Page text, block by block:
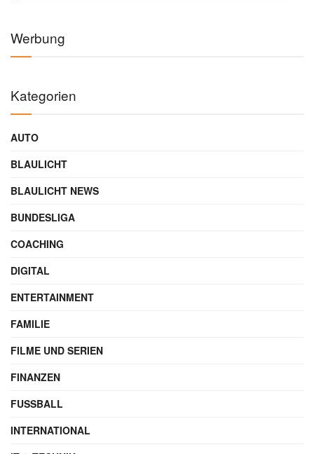
Werbung
Kategorien
AUTO
BLAULICHT
BLAULICHT NEWS
BUNDESLIGA
COACHING
DIGITAL
ENTERTAINMENT
FAMILIE
FILME UND SERIEN
FINANZEN
FUSSBALL
INTERNATIONAL